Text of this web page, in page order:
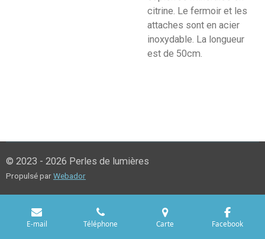
citrine. Le fermoir et les
attaches sont en acier
inoxydable. La longueur
est de 50cm.
© 2023 - 2026 Perles de lumières
Propulsé parWebador
E-mail Téléphone Carte Facebook